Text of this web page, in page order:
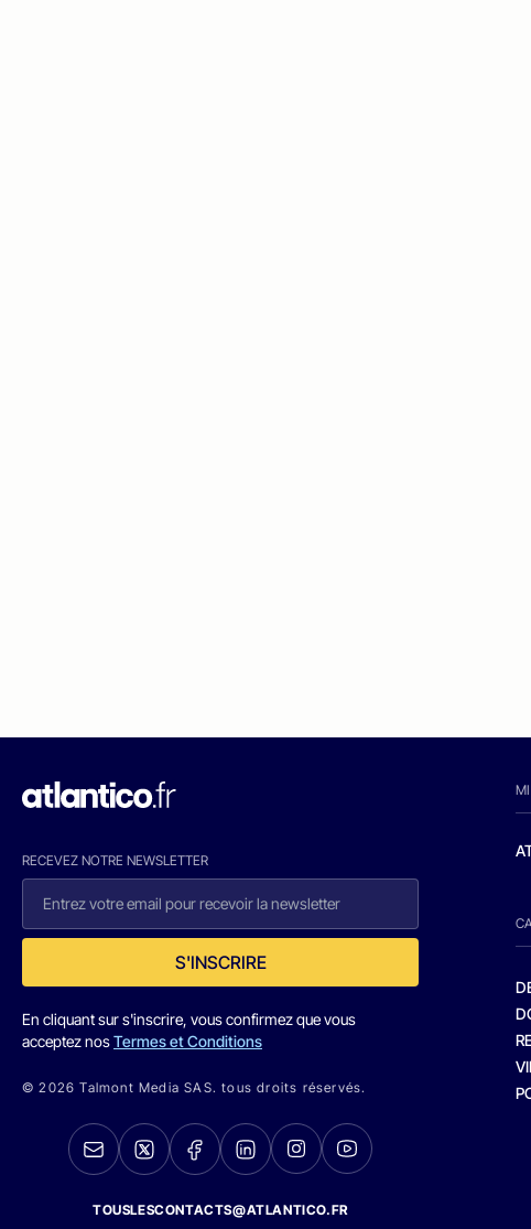
RECEVEZ NOTRE NEWSLETTER
S'INSCRIRE
En cliquant sur s'inscrire, vous confirmez que vous
acceptez nosTermes et Conditions
© 2026 Talmont Media SAS. tous droits réservés.
TOUSLESCONTACTS@ATLANTICO.FR